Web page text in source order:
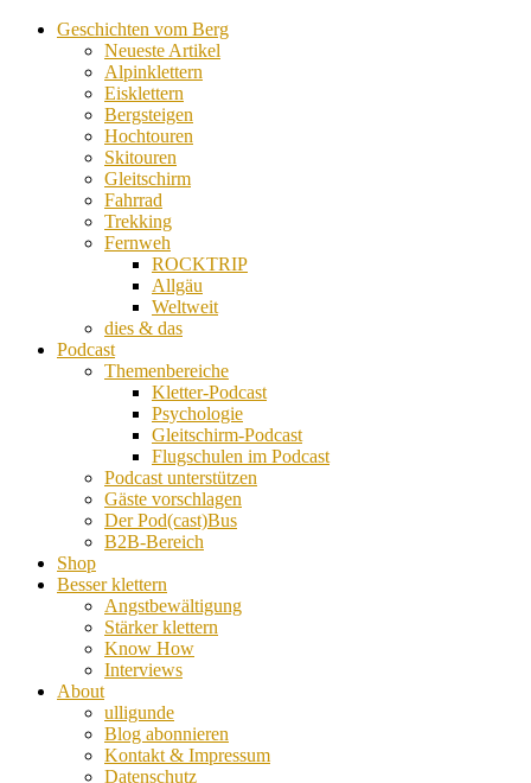
Geschichten vom Berg
Neueste Artikel
Alpinklettern
Eisklettern
Bergsteigen
Hochtouren
Skitouren
Gleitschirm
Fahrrad
Trekking
Fernweh
ROCKTRIP
Allgäu
Weltweit
dies & das
Podcast
Themenbereiche
Kletter-Podcast
Psychologie
Gleitschirm-Podcast
Flugschulen im Podcast
Podcast unterstützen
Gäste vorschlagen
Der Pod(cast)Bus
B2B-Bereich
Shop
Besser klettern
Angstbewältigung
Stärker klettern
Know How
Interviews
About
ulligunde
Blog abonnieren
Kontakt & Impressum
Datenschutz